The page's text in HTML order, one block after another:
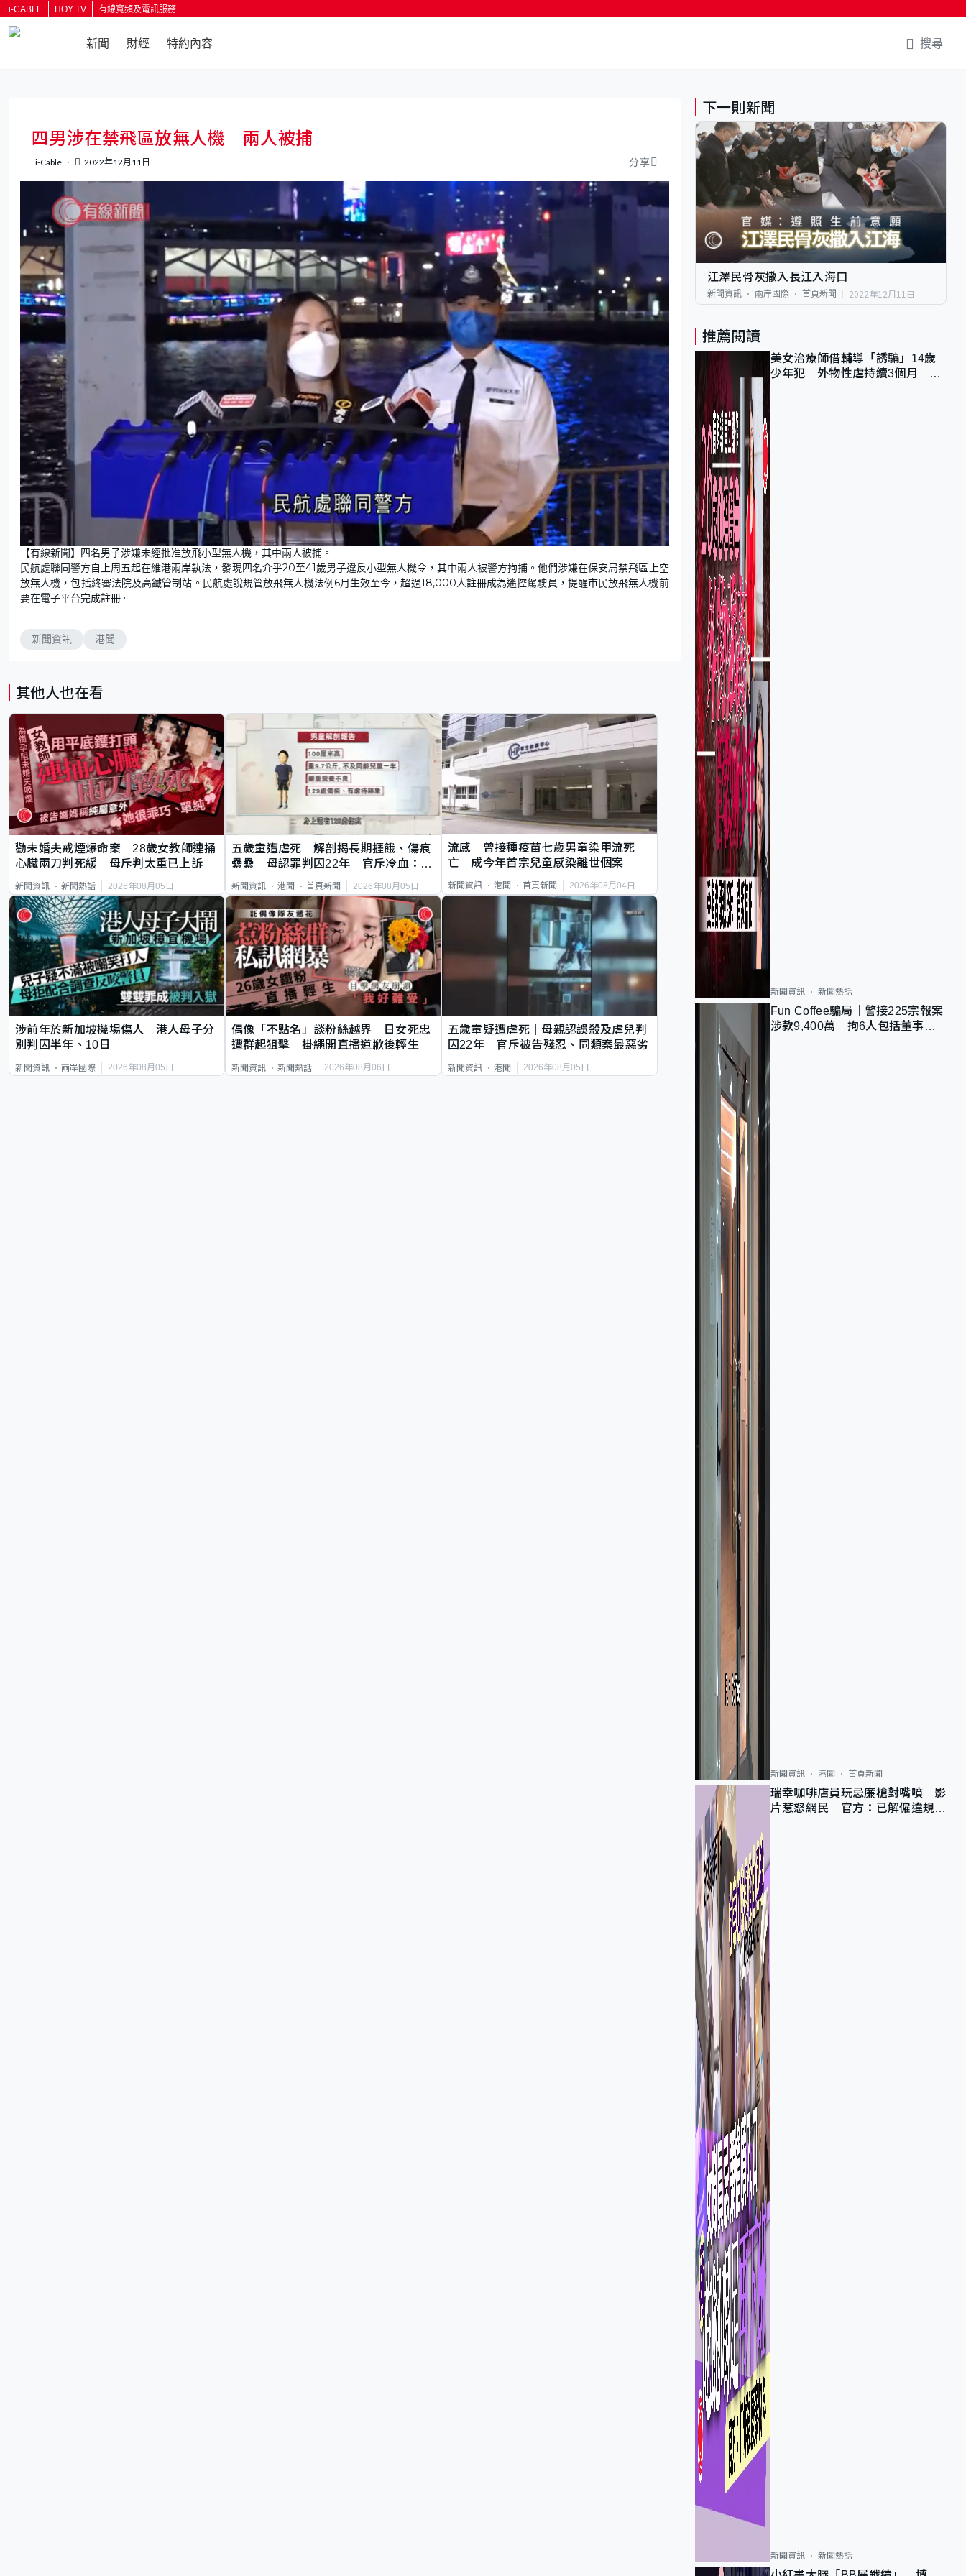
i-CABLE HOY TV 有線寬頻及電訊服務
新聞 財經 特約內容 搜尋
四男涉在禁飛區放無人機 兩人被捕
i-Cable 2022年12月11日 分享
n
m
u
t
e
L
o
e
d
:
1
【有線新聞】四名男子涉嫌未經批准放飛小型無人機，其中兩人被捕。
民航處聯同警方自上周五起在維港兩岸執法，發現四名介乎20至41歲男子違反小型無人機令，其中兩人被警方拘捕。他們涉嫌在保安局禁飛區上空
放無人機，包括終審法院及高鐵管制站。民航處說規管放飛無人機法例6月生效至今，超過18,000人註冊成為遙控駕駛員，提醒市民放飛無人機前
要在電子平台完成註冊。
新聞資訊 港聞
其他人也在看
勸未婚夫戒煙爆命案 28歲女教師連捅
心臟兩刀判死緩 母斥判太重已上訴
新聞資訊 新聞熱話 2026年08月05日
五歲童遭虐死｜解剖揭長期捱餓、傷痕
纍纍 母認罪判囚22年 官斥冷血：同
類案最惡劣
新聞資訊 港聞 首頁新聞 2026年08月05日
流感｜曾接種疫苗七歲男童染甲流死
亡 成今年首宗兒童感染離世個案
新聞資訊 港聞 首頁新聞 2026年08月04日
涉前年於新加坡機場傷人 港人母子分
別判囚半年、10日
新聞資訊 兩岸國際 2026年08月05日
偶像「不點名」談粉絲越界 日女死忠
遭群起狙擊 掛繩開直播道歉後輕生
新聞資訊 新聞熱話 2026年08月06日
五歲童疑遭虐死｜母親認誤殺及虐兒判
囚22年 官斥被告殘忍、同類案最惡劣
新聞資訊 港聞 2026年08月05日
下一則新聞
江澤民骨灰撒入長江入海口
新聞資訊 兩岸國際 首頁新聞 2022年12月11日
推薦閱讀
美女治療師借輔導「誘騙」14歲
少年犯 外物性虐持續3個月 受
新聞資訊 新聞熱話
Fun Coffee騙局｜警接225宗報案
涉款9,400萬 拘6人包括董事股
新聞資訊 港聞 首頁新聞
瑞幸咖啡店員玩忌廉槍對嘴噴 影
片惹怒網民 官方：已解僱違規員
新聞資訊 新聞熱話